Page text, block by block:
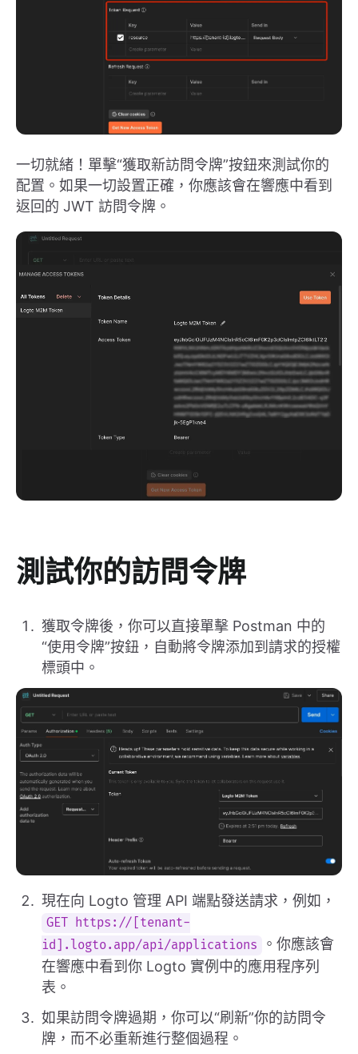
一切就緒！單擊“獲取新訪問令牌”按鈕來測試你的
配置。如果一切設置正確，你應該會在響應中看到
返回的 JWT 訪問令牌。
測試你的訪問令牌
獲取令牌後，你可以直接單擊 Postman 中的
“使用令牌”按鈕，自動將令牌添加到請求的授權
標頭中。
現在向 Logto 管理 API 端點發送請求，例如，
GET https://[tenant-
id].logto.app/api/applications
。你應該會
在響應中看到你 Logto 實例中的應用程序列
表。
如果訪問令牌過期，你可以“刷新”你的訪問令
牌，而不必重新進行整個過程。